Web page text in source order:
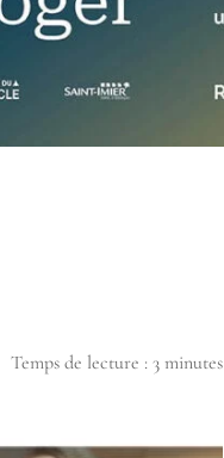
Temps de lecture : 3 minutes